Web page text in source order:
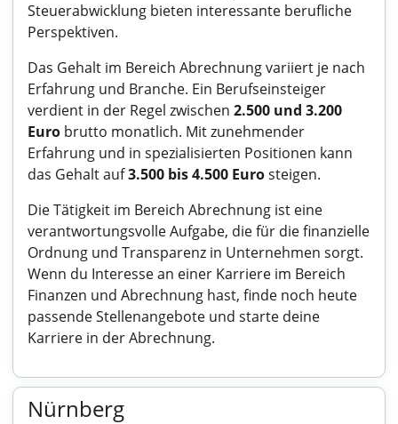
Steuerabwicklung bieten interessante berufliche
Perspektiven.
Das Gehalt im Bereich Abrechnung variiert je nach
Erfahrung und Branche. Ein Berufseinsteiger
verdient in der Regel zwischen 2.500 und 3.200
Euro brutto monatlich. Mit zunehmender
Erfahrung und in spezialisierten Positionen kann
das Gehalt auf3.500 bis 4.500 Eurosteigen.
Die Tätigkeit im Bereich Abrechnung ist eine
verantwortungsvolle Aufgabe, die für die finanzielle
Ordnung und Transparenz in Unternehmen sorgt.
Wenn du Interesse an einer Karriere im Bereich
Finanzen und Abrechnung hast, finde noch heute
passende Stellenangebote und starte deine
Karriere in der Abrechnung.
Nürnberg